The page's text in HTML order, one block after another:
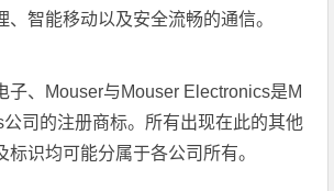
、智能移动以及安全流畅的通信。
子、Mouser与Mouser Electronics是M
司的注册商标。所有出现在此的其他
标识均可能分属于各公司所有。